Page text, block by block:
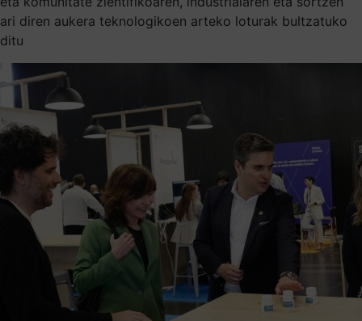
ari diren aukera teknologikoen arteko loturak bultzatuko
ditu